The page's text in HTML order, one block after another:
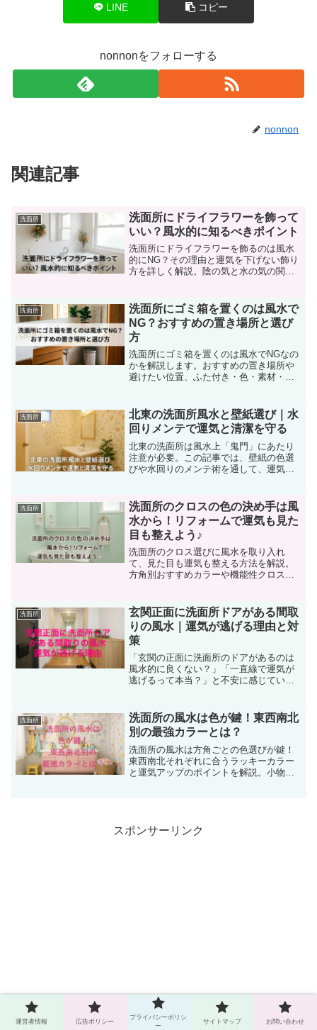
LINE コピー
nonnonをフォローする
nonnon
関連記事
洗面所
洗面所にドライフラワーを飾って
いい？風水的に知るべきポイント
洗面所にドライフラワーを飾るのは風水
的にNG？その理由と運気を下げない飾り
方を詳しく解説。陰の気と水の気の関係
洗面所
洗面所にゴミ箱を置くのは風水で
NG？おすすめの置き場所と選び
方
洗面所にゴミ箱を置くのは風水でNGなの
かを解説します。おすすめの置き場所や
避けたい位置、ふた付き・色・素材・サ
洗面所
北東の洗面所風水と壁紙選び｜水
回りメンテで運気と清潔を守る
北東の洗面所は風水上「鬼門」にあたり
注意が必要。この記事では、壁紙の色選
びや水回りのメンテ術を通して、運気と
洗面所
洗面所のクロスの色の決め手は風
水から！リフォームで運気も見た
目も整えよう♪
洗面所のクロス選びに風水を取り入れ
て、見た目も運気も整える方法を解説。
方角別おすすめカラーや機能性クロスの
洗面所
玄関正面に洗面所ドアがある間取
りの風水｜運気が逃げる理由と対
策
「玄関の正面に洗面所のドアがあるのは
風水的に良くない？」「一直線で運気が
逃げるって本当？」と不安に感じていま
大きく変えずに“今すぐできる対策”を知り
たいはずで...
洗面所
洗面所の風水は色が鍵！東西南北
別の最強カラーとは？
洗面所の風水は方角ごとの色選びが鍵！
東西南北それぞれに合うラッキーカラー
と運気アップのポイントを解説。小物で
スポンサーリンク
運営者情報 広告ポリシー
プライバシーポリシ
ー
サイトマップ お問い合わせ